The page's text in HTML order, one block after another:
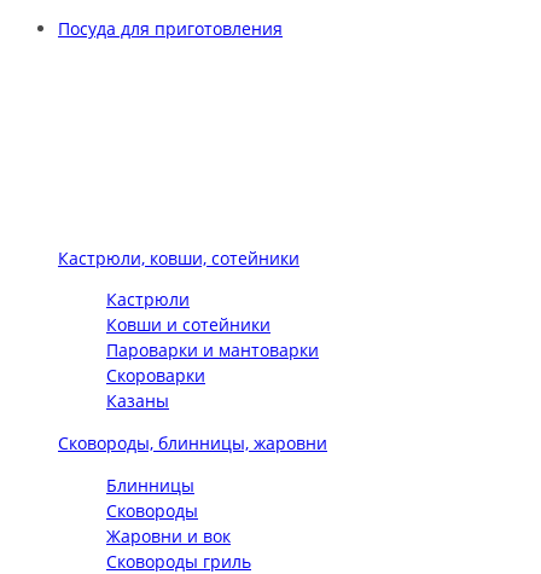
Посуда для приготовления
Кастрюли, ковши, сотейники
Кастрюли
Ковши и сотейники
Пароварки и мантоварки
Скороварки
Казаны
Сковороды, блинницы, жаровни
Блинницы
Сковороды
Жаровни и вок
Сковороды гриль